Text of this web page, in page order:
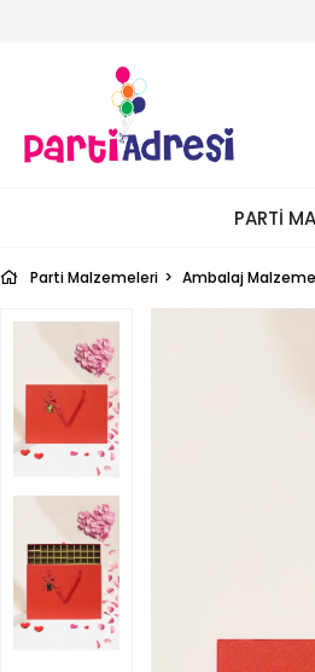
PARTI
Parti Malzemeleri Ambalaj